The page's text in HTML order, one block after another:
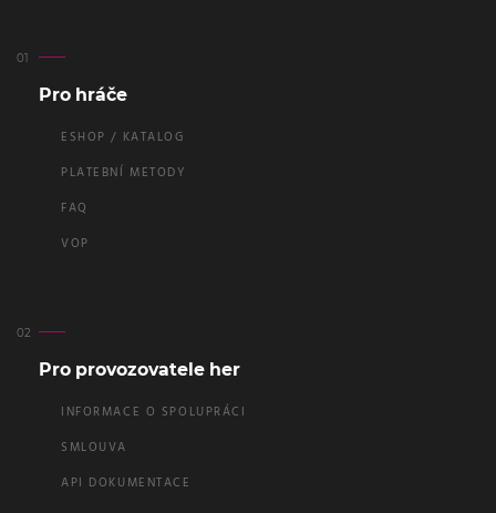
Pro hráče
ESHOP / KATALOG
PLATEBNÍ METODY
FAQ
VOP
Pro provozovatele her
INFORMACE O SPOLUPRÁCI
SMLOUVA
API DOKUMENTACE